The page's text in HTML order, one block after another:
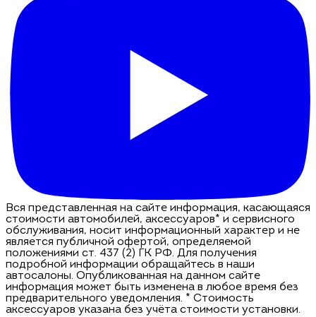
Вся представленная на сайте информация, касающаяся
стоимости автомобилей, аксессуаров* и сервисного
обслуживания, носит информационный характер и не
является публичной офертой, определяемой
положениями ст. 437 (2) ГК РФ. Для получения
подробной информации обращайтесь в наши
автосалоны. Опубликованная на данном сайте
информация может быть изменена в любое время без
предварительного уведомления. * Стоимость
аксессуаров указана без учёта стоимости установки.